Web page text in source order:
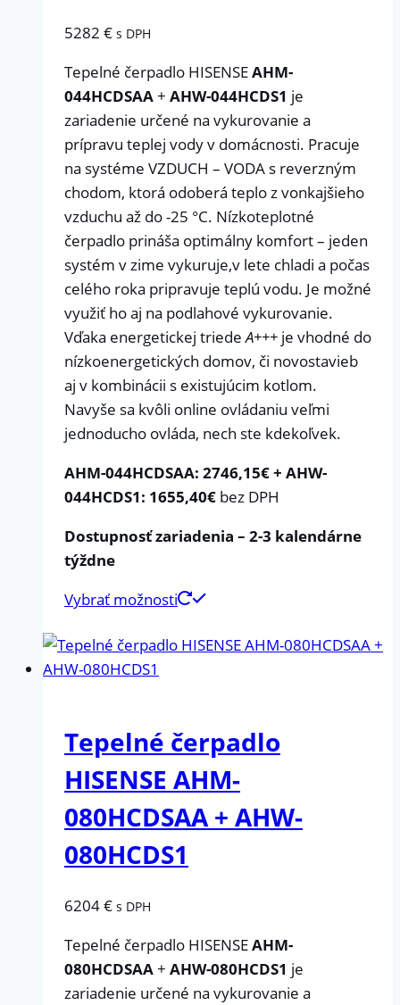
5282 € s DPH
Tepelné čerpadlo HISENSEAHM-
044HCDSAA+ AHW-044HCDS1 je
zariadenie určené na vykurovanie a
prípravu teplej vody v domácnosti. Pracuje
na systéme VZDUCH – VODA s reverzným
chodom, ktorá odoberá teplo z vonkajšieho
vzduchu až do -25 °C. Nízkoteplotné
čerpadlo prináša optimálny komfort – jeden
systém v zime vykuruje,v lete chladi a počas
celého roka pripravuje teplú vodu. Je možné
využiť ho aj na podlahové vykurovanie.
Vďaka energetickej triedeA+++ je vhodné do
nízkoenergetických domov, či novostavieb
aj v kombinácii s existujúcim kotlom.
Navyše sa kvôli online ovládaniu veľmi
jednoducho ovláda, nech ste kdekoľvek.
AHM-044HCDSAA: 2746,15€ + AHW-
044HCDS1: 1655,40€ bez DPH
Dostupnosť zariadenia – 2-3 kalendárne
týždne
Vybrať možnosti
Tepelné čerpadlo
HISENSE AHM-
080HCDSAA + AHW-
080HCDS1
6204€ s DPH
Tepelné čerpadlo HISENSEAHM-
080HCDSAA+ AHW-080HCDS1 je
zariadenie určené na vykurovanie a